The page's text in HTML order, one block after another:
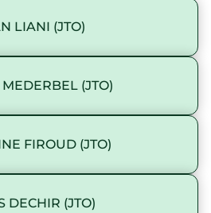
LIANI (JTO)
(JTO)
FIROUD (JTO)
DECHIR (JTO)